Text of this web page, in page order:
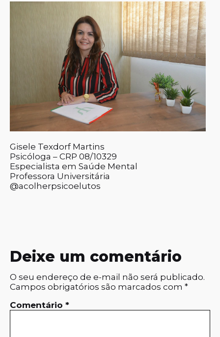
Gisele Texdorf Martins
Psicóloga – CRP 08/10329
Especialista em Saúde Mental
Professora Universitária
@acolherpsicoelutos
Deixe um comentário
O seu endereço de e-mail não será publicado.
Campos obrigatórios são marcados com *
Comentário *